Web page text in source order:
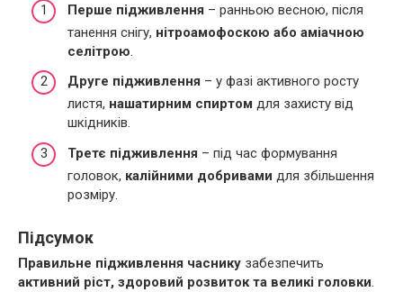
Перше підживлення – ранньою весною, після
танення снігу, нітроамофоскою або аміачною
селітрою.
Друге підживлення – у фазі активного росту
листя, нашатирним спиртом для захисту від
шкідників.
Третє підживлення – під час формування
головок, калійними добривами для збільшення
розміру.
Підсумок
Правильне підживлення часнику забезпечить
активний ріст, здоровий розвиток та великі головки.